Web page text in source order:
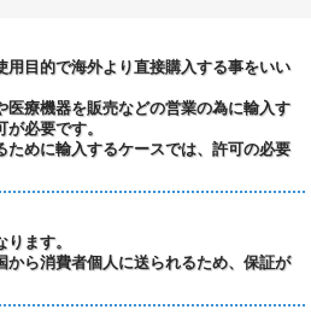
用目的で海外より直接購入する事をいい
医療機器を販売などの営業の為に輸入す
必要です。
ために輸入するケースでは、許可の必要
ます。
から消費者個人に送られるため、保証が